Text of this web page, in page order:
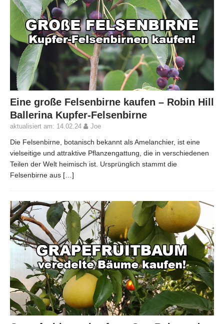
Eine große Felsenbirne kaufen – Robin Hill
Ballerina Kupfer-Felsenbirne
aktualisiert am: 14.02.24 Joe
Die Felsenbirne, botanisch bekannt als Amelanchier, ist eine
vielseitige und attraktive Pflanzengattung, die in verschiedenen
Teilen der Welt heimisch ist. Ursprünglich stammt die
Felsenbirne aus […]